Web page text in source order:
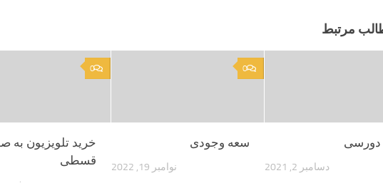
مرتبط
0
خرید تلویزیون به
قسطی
0
سعه وجودی
نوامبر 19, 2022 دسامبر 2, 2021